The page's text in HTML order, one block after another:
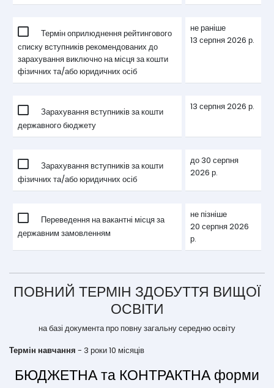
Термін оприлюднення рейтингового
списку вступників рекомендованих до
зарахування виключно на місця за кошти
фізичних та/або юридичних осіб
не раніше
13 серпня 2026 р.
Зарахування вступників за кошти
державного бюджету
13 серпня 2026 р.
Зарахування вступників за кошти
фізичних та/або юридичних осіб
до 30 серпня
2026 р.
Переведення на вакантні місця за
державним замовленням
не пізніше
20 серпня 2026
р.
ПОВНИЙ ТЕРМІН ЗДОБУТТЯ ВИЩОЇ
ОСВІТИ
на базі документа про повну загальну середню освіту
Термін навчання - 3 роки 10 місяців
БЮДЖЕТНА та КОНТРАКТНА форми